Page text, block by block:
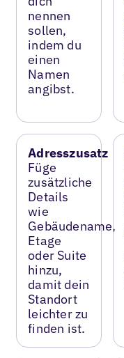
nennen
sollen,
indem du
einen
Namen
angibst.
Adresszusatz
Füge
zusätzliche
Details
wie
Gebäudename,
Etage
oder Suite
hinzu,
damit dein
Standort
leichter zu
finden ist.